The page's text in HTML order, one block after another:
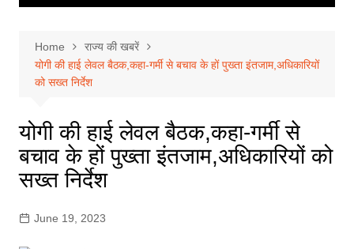
Home
राज्य की खबरें
योगी की हाई लेवल बैठक,कहा-गर्मी से बचाव के हों पुख्ता इंतजाम,अधिकारियों
को सख्त निर्देश
योगी की हाई लेवल बैठक,कहा-गर्मी से
बचाव के हों पुख्ता इंतजाम,अधिकारियों को
सख्त निर्देश
June 19, 2023